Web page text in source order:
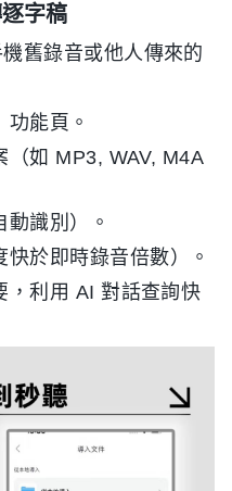
字稿
舊錄音或他人傳來的
能頁。
（如 MP3, WAV, M4A
識別）。
於即時錄音倍數）。
，利用 AI 對話查詢快